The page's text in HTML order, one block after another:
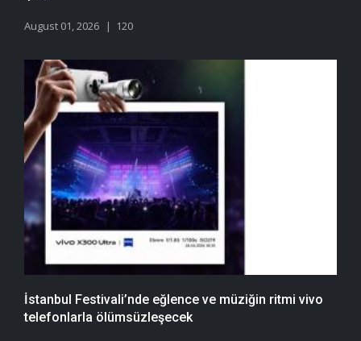
August 01, 2026 120
İstanbul Festivali’nde eğlence ve müziğin ritmi vivo
telefonlarla ölümsüzleşecek